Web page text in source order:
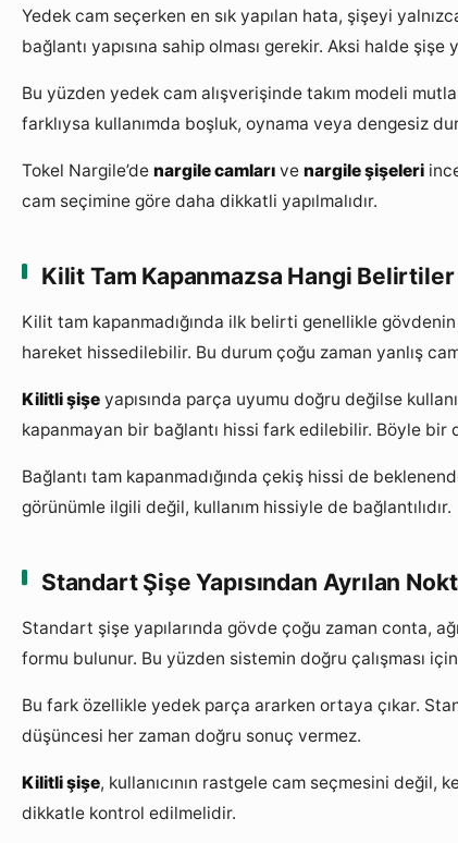
Yedek cam seçerken en sık yapılan hata, şişeyi
bağlantı yapısına sahip olması gerekir. Aksi halde
Bu yüzden yedek cam alışverişinde takım modeli
farklıysa kullanımda boşluk, oynama veya dengesiz
Tokel Nargile’de nargile camları ve nargile şişeleri
cam seçimine göre daha dikkatli yapılmalıdır.
Kilit Tam Kapanmazsa Hangi
Kilit tam kapanmadığında ilk belirti genellikle
hareket hissedilebilir. Bu durum çoğu zaman yanlış
Kilitli şişe yapısında parça uyumu doğru değilse
kapanmayan bir bağlantı hissi fark edilebilir. Böyle
Bağlantı tam kapanmadığında çekiş hissi de
görünümle ilgili değil, kullanım hissiyle de bağlantılıdır.
Standart Şişe Yapısından Ayrılan
Standart şişe yapılarında gövde çoğu zaman conta,
formu bulunur. Bu yüzden sistemin doğru çalışması
Bu fark özellikle yedek parça ararken ortaya çıkar.
düşüncesi her zaman doğru sonuç vermez.
Kilitli şişe, kullanıcının rastgele cam seçmesini değil,
dikkatle kontrol edilmelidir.